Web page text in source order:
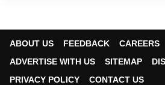
ABOUT US FEEDBACK
CAREERS
ADVERTISE WITH US
SITEMAP
PRIVACY POLICY
CONTACT US